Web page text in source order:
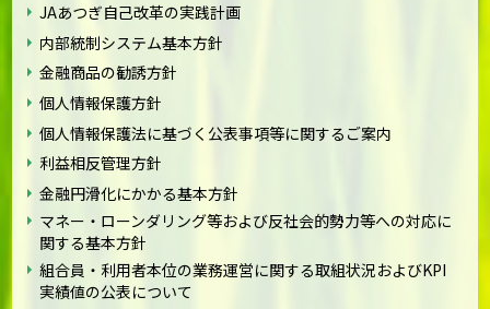
JAあつぎ自己改革の実践計画
内部統制システム基本方針
金融商品の勧誘方針
個人情報保護方針
個人情報保護法に基づく公表事項等に関するご案内
利益相反管理方針
金融円滑化にかかる基本方針
マネー・ローンダリング等および反社会的勢力等への対応に
関する基本方針
組合員・利用者本位の業務運営に関する取組状況およびKPI
実績値の公表について